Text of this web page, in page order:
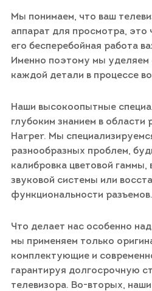
Мы понимаем, что ваш
аппарат для просмотра, это
его бесперебойная работа
Именно поэтому мы уделяем
каждой детали в процессе
Наши высокоопытные
глубоким знанием в области
Harper. Мы
разнообразных проблем,
калибровка цветовой гаммы,
звуковой системы или
функциональности разъемов.
Что делает нас особенно
мы применяем только
комплектующие и
гарантируя долгосрочную
телевизора. Во-вторых,